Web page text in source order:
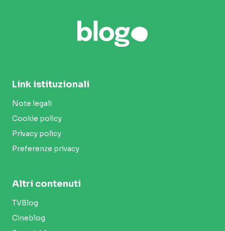
Link istituzionali
Note legali
Cookie policy
Privacy policy
Preferenze privacy
Altri contenuti
TVBlog
Cineblog